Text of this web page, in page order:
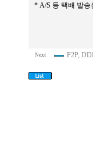
* A/S 등 택배 발송
Next P2P,